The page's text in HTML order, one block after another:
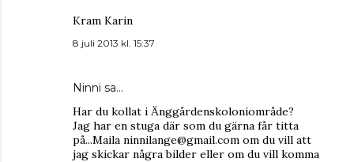
Kram Karin
8 juli 2013 kl. 15:37
Ninni sa…
Har du kollat i Änggårdenskoloniområde?
Jag har en stuga där som du gärna får titta
på...Maila ninnilange@gmail.com om du vill att
jag skickar några bilder eller om du vill komma